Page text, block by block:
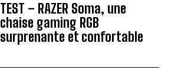
TEST – RAZER Soma, une
chaise gaming RGB
surprenante et confortable